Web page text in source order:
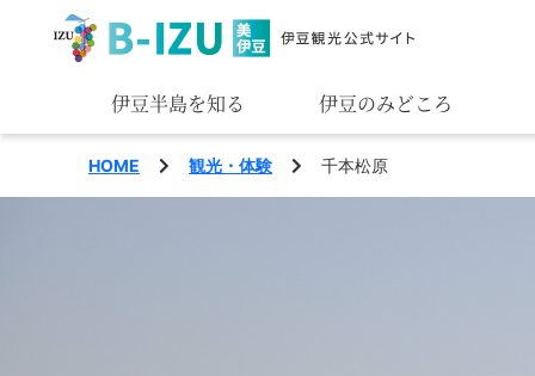
伊豆半島を知る 伊豆のみどころ
みる
HOME 観光・体験 千本松原